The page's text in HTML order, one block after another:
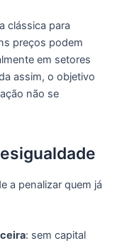
clássica para
preços podem
em setores
assim, o objetivo
não se
a penalizar quem já
: sem capital